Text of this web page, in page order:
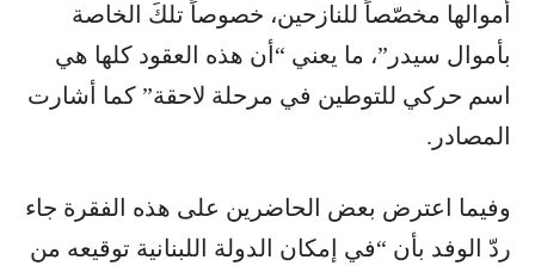
أموالها مخصّصاً للنازحين، خصوصاً تلكَ الخاصة
بأموال سيدر”، ما يعني “أن هذه العقود كلها هي
اسم حركي للتوطين في مرحلة لاحقة” كما أشارت
المصادر.
وفيما اعترض بعض الحاضرين على هذه الفقرة جاء
ردّ الوفد بأن “في إمكان الدولة اللبنانية توقيعه من